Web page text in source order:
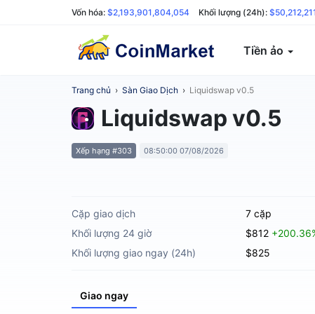
Vốn hóa: $2,193,901,804,054 Khối lượng (24h):
Tiền ảo
Trang chủ › Sàn Giao Dịch › Liquidswap v0.5
Liquidswap v0.5
Xếp hạng #303 08:50:00 07/08/2026
Cặp giao dịch 7 cặp
Khối lượng 24 giờ
$812
Khối lượng giao ngay (24h)
$825
Giao ngay